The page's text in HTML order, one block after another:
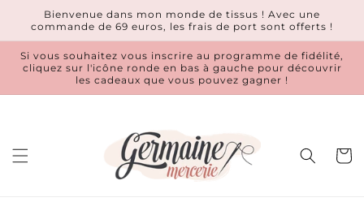
passer
au
Bienvenue dans mon monde de tissus ! Avec une
commande de 69 euros, les frais de port sont offerts !
Si vous souhaitez vous inscrire au programme de fidélité,
cliquez sur l'icône ronde en bas à gauche pour découvrir
les cadeaux que vous pouvez gagner !
Panier